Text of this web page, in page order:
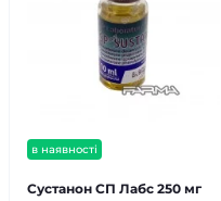
в наявності
Сустанон СП Лабс 250 мг